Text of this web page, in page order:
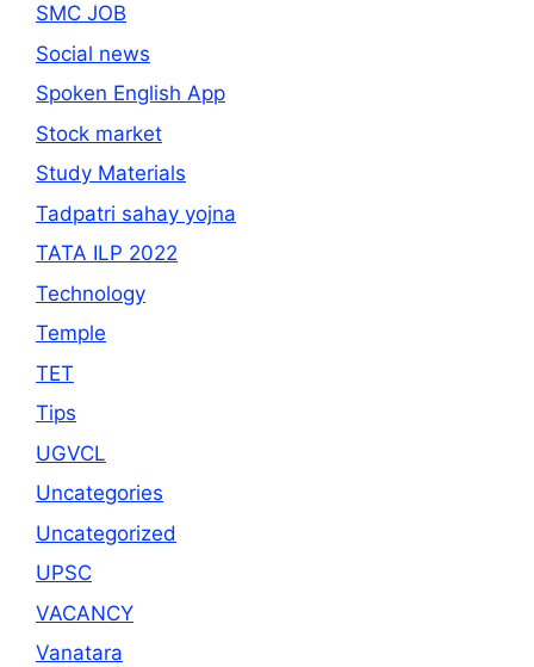
SMC JOB
Social news
Spoken English App
Stock market
Study Materials
Tadpatri sahay yojna
TATA ILP 2022
Technology
Temple
TET
Tips
UGVCL
Uncategories
Uncategorized
UPSC
VACANCY
Vanatara